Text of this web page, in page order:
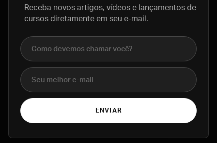
Receba novos artigos, vídeos e lançamentos de
cursos diretamente em seu e-mail.
Nome completo
E-mail
ENVIAR